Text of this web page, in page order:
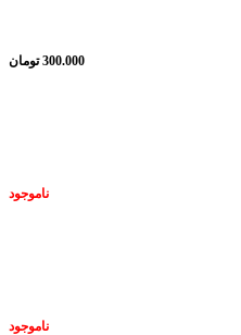
300.000 تومان
ناموجود
ناموجود